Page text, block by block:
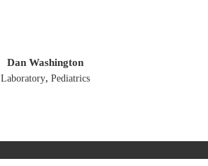
Dan Washington
Laboratory,Pediatrics